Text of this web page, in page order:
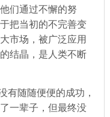
们通过不懈的努
把当初的不完善变
市场，被广泛应用
结晶，是人类不断
有随随便便的成功，
一辈子，但最终没